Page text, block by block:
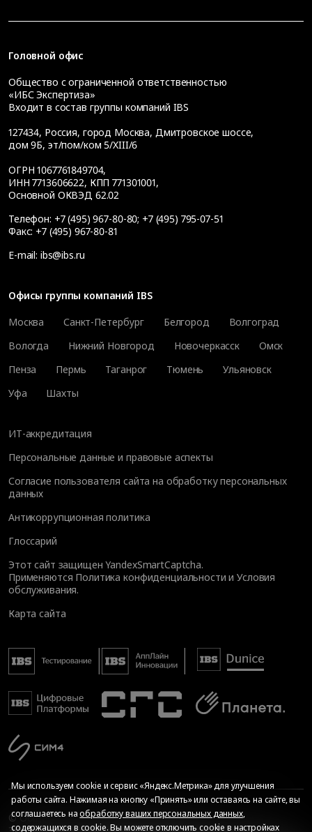
Головной офис
Общество с ограниченной ответственностью
«ИБС Экспертиза»
Входит в состав группы компаний IBS
127434, Россия, город Москва, Дмитровское шоссе,
дом 9Б, эт/пом/ком 5/XIII/6
ОГРН 1067761849704,
ИНН 7713606622, КПП 771301001,
Основной ОКВЭД 62.02
Телефон: +7 (495) 967-80-80; +7 (495) 795-07-51
Факс: +7 (495) 967-80-81
E-mail: ibs@ibs.ru
Офисы группы компаний IBS
Москва
Санкт-Петербург Белгород
Волгоград
Вологда
Нижний Новгород Новочеркасск
Омск
Пенза
Пермь Таганрог Тюмень
Ульяновск
Уфа
Шахты
ИТ-аккредитация
Персональные данные и правовые аспекты
Согласие пользователя сайта на обработку персональных
данных
Антикоррупционная политика
Глоссарий
Этот сайт защищен YandexSmartCaptcha.
Применяются Политика конфиденциальности иУсловия
обслуживания.
Карта сайта
© Общество с ограниченной ответственностью «ИБС
Мы используем cookie и сервис «Яндекс.Метрика» для улучшения
работы сайта. Нажимая на кнопку «Принять» или оставаясь на сайте, вы
соглашаетесь наобработку ваших персональных данных,
содержащихся в cookie. Вы можете отключить cookie в настройках